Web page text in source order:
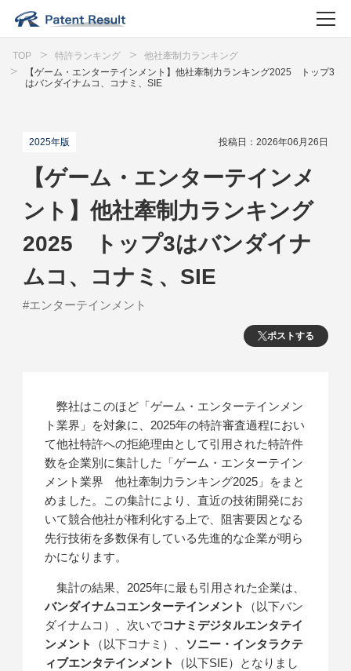
TOP 特許ランキング
他社牽制力ランキング
【ゲーム・エンターテインメント】他社牽制力ランキング2025 トップ3
はバンダイナムコ、コナミ、SIE
2025年版 投稿日：2026年06月26日
ポストする
【ゲーム・エンターテインメ
ント】他社牽制力ランキング
2025 トップ3はバンダイナ
ムコ、コナミ、SIE
#エンターテインメント
弊社はこのほど「ゲーム・エンターテインメン
ト業界」を対象に、2025年の特許審査過程におい
て他社特許への拒絶理由として引用された特許件
数を企業別に集計した「ゲーム・エンターテイン
メント業界 他社牽制力ランキング2025」をまと
めました。この集計により、直近の技術開発にお
いて競合他社が権利化する上で、阻害要因となる
先行技術を多数保有している先進的な企業が明ら
かになります。
集計の結果、2025年に最も引用された企業は、
バンダイナムコエンターテインメント
（以下バン
ダイナムコ）、次いでコナミデジタルエンタテイ
ンメント
（以下コナミ）、 ソニー・インタラクテ
ィブエンタテインメント
（以下SIE）となりまし